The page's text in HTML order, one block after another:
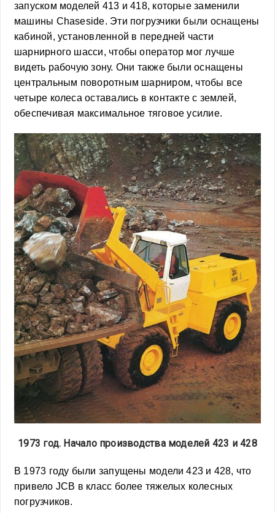
запуском моделей 413 и 418, которые заменили
машины Chaseside. Эти погрузчики были оснащены
кабиной, установленной в передней части
шарнирного шасси, чтобы оператор мог лучше
видеть рабочую зону. Они также были оснащены
центральным поворотным шарниром, чтобы все
четыре колеса оставались в контакте с землей,
обеспечивая максимальное тяговое усилие.
1973 год. Начало производства моделей 423 и 428
В 1973 году были запущены модели 423 и 428, что
привело JCB в класс более тяжелых колесных
погрузчиков.